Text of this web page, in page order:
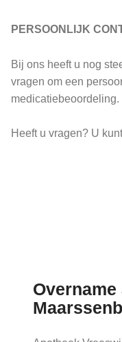
PERSOONLIJK
Bij ons heeft u nog
vragen om een
medicatiebeoordeling.
Heeft u vragen? U